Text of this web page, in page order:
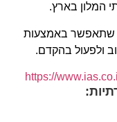
המלון בארץ.
שתאפשר באמצעות
ולפעול בהקדם.
https://